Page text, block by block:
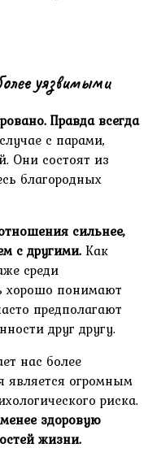
уязвимыми
Правда всегда
с парами,
Они состоят из
благородных
сильнее,
с другими. Как
среди
хорошо понимают
предполагают
друг другу.
нас более
является огромным
риска.
здоровую
жизни.